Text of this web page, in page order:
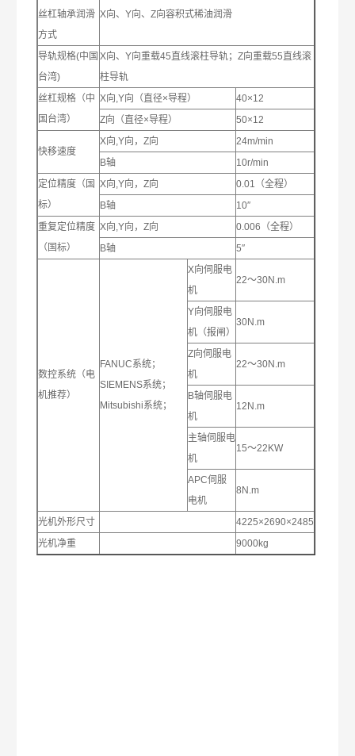
丝杠轴承润滑
方式
X向、Y向、Z向容积式稀油润滑
导轨规格(中国
台湾)
X向、Y向重载45直线滚柱导轨；Z向重载55直线滚
柱导轨
丝杠规格（中
国台湾）
X向,Y向（直径×导程）
40×12
Z向（直径×导程）
50×12
快移速度
X向,Y向，Z向
24m/min
B轴
10r/min
定位精度（国
标）
X向,Y向，Z向
0.01（全程）
B轴
10″
重复定位精度
（国标）
X向,Y向，Z向
0.006（全程）
B轴
5″
数控系统（电
机推荐）
FANUC系统；
SIEMENS系统；
Mitsubishi系统；
X向伺服电
机
22～30N.m
Y向伺服电
机（报闸）
30N.m
Z向伺服电
机
22～30N.m
B轴伺服电
机
12N.m
主轴伺服电
机
15～22KW
APC伺服
电机
8N.m
光机外形尺寸
4225×2690×2485
光机净重
9000kg